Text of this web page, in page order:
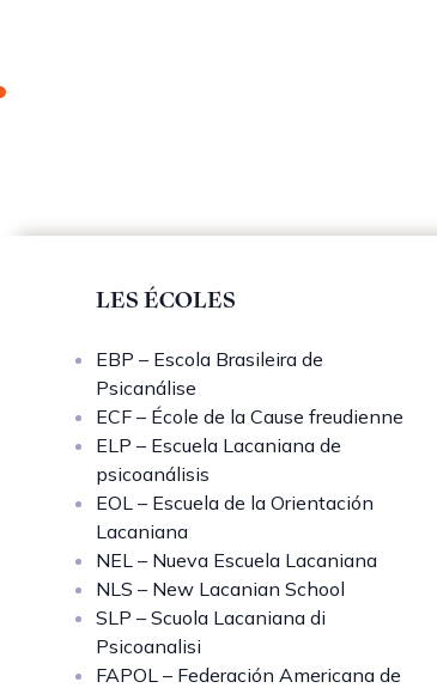
LES ÉCOLES
EBP – Escola Brasileira de
Psicanálise
ECF – École de la Cause freudienne
ELP – Escuela Lacaniana de
psicoanálisis
EOL – Escuela de la Orientación
Lacaniana
NEL – Nueva Escuela Lacaniana
NLS – New Lacanian School
SLP – Scuola Lacaniana di
Psicoanalisi
FAPOL – Federación Americana de